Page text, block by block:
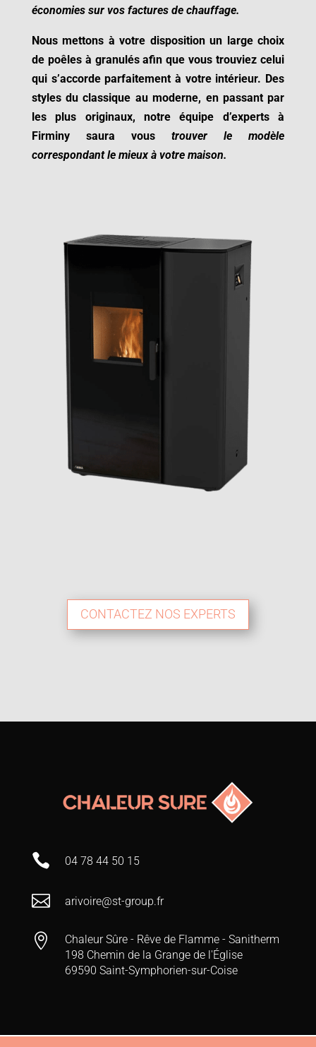
économies sur vos factures de chauffage.
Nous mettons à votre disposition un large choix
de poêles à granulés afin que vous trouviez celui
qui s’accorde parfaitement à votre intérieur. Des
styles du classique au moderne, en passant par
les plus originaux, notre équipe d’experts à
Firminysaura voustrouver le modèle
correspondant le mieux à votre maison.
CONTACTEZ NOS EXPERTS
 04 78 44 50 15
 arivoire@st-group.fr

Chaleur Sûre - Rêve de Flamme - Sanitherm
198 Chemin de la Grange de l'Église
69590 Saint-Symphorien-sur-Coise